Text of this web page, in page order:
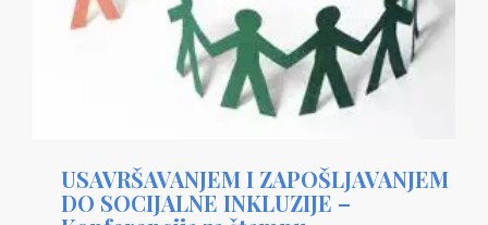
USAVRŠAVANJEM I ZAPOŠLJAVANJEM
DO SOCIJALNE INKLUZIJE –